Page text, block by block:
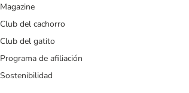
Magazine
Club del cachorro
Club del gatito
Programa de afiliación
Sostenibilidad